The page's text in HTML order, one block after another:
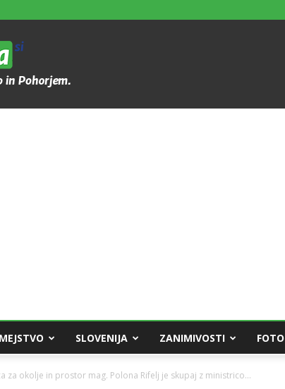
SLOVENIJA ZANIMIVOSTI
za okolje in prostor mag. Polona Rifelj je skupaj z ministrico...